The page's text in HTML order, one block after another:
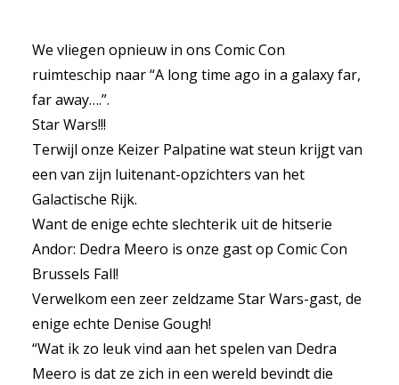
We vliegen opnieuw in ons Comic Con
ruimteschip naar “A long time ago in a galaxy far,
far away….”.
Star Wars!!!
Terwijl onze Keizer Palpatine wat steun krijgt van
een van zijn luitenant-opzichters van het
Galactische Rijk.
Want de enige echte slechterik uit de hitserie
Andor: Dedra Meero is onze gast op Comic Con
Brussels Fall!
Verwelkom een zeer zeldzame Star Wars-gast, de
enige echte Denise Gough!
“Wat ik zo leuk vind aan het spelen van Dedra
Meero is dat ze zich in een wereld bevindt die